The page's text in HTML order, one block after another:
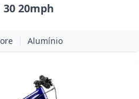
30 20mph
Alumínio